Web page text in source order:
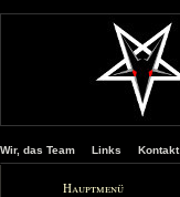
Wir, das Team Links Kontakt
Hauptmenü